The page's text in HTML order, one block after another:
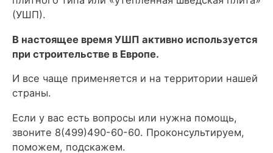
(УШП).
В настоящее время УШП активно используется
при строительстве в Европе.
И все чаще применяется и на территории нашей
страны.
Если у вас есть вопросы или нужна помощь,
звоните 8(499)490-60-60. Проконсультируем,
поможем, подскажем.